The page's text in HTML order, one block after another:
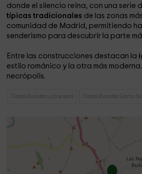
donde el silencio reina, con una serie
típicas tradicionales de las zonas
comunidad de Madrid, permitiendo
senderismo para descubrir la parte
Entre las construcciones destacan la
estilo románico y la otra más
necrópolis.
Casas Rurales Lozoyuela Casas Rurales Sierra